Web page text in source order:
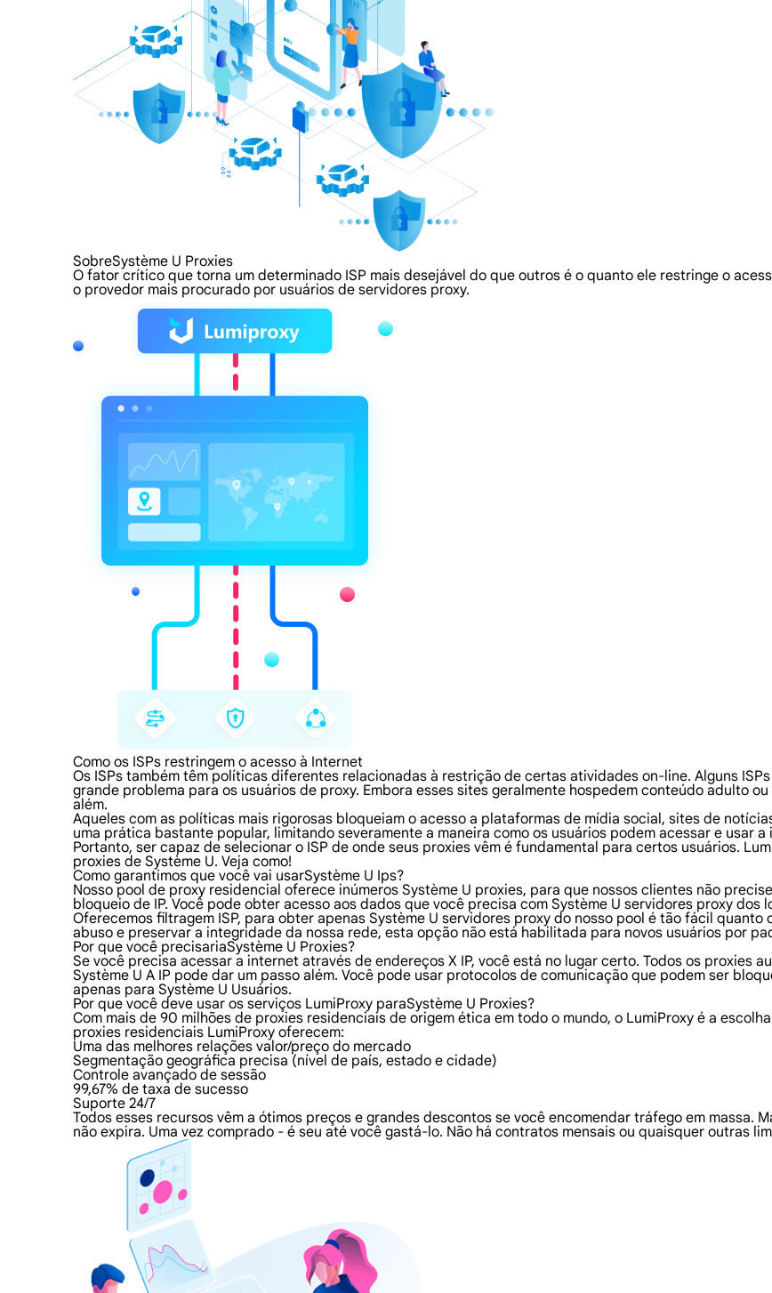
SobreSystème U Proxies
O fator crítico que torna um determinado ISP mais desejável do que outros é o quanto ele restringe o
o provedor mais procurado por usuários de servidores proxy.
Como os ISPs restringem o acesso à Internet
Os ISPs também têm políticas diferentes relacionadas à restrição de certas atividades on-line. Alguns
grande problema para os usuários de proxy. Embora esses sites geralmente hospedem conteúdo adulto
além.
Aqueles com as políticas mais rigorosas bloqueiam o acesso a plataformas de mídia social, sites de
uma prática bastante popular, limitando severamente a maneira como os usuários podem acessar e usar a
Portanto, ser capaz de selecionar o ISP de onde seus proxies vêm é fundamental para certos usuários.
proxies de Système U. Veja como!
Como garantimos que você vai usarSystème U Ips?
Nosso pool de proxy residencial oferece inúmeros Système U proxies, para que nossos clientes não
bloqueio de IP. Você pode obter acesso aos dados que você precisa com Système U servidores proxy dos
Oferecemos filtragem ISP, para obter apenas Système U servidores proxy do nosso pool é tão fácil
abuso e preservar a integridade da nossa rede, esta opção não está habilitada para novos usuários por
Por que você precisariaSystème U Proxies?
Se você precisa acessar a internet através de endereços X IP, você está no lugar certo. Todos os proxies
Système U A IP pode dar um passo além. Você pode usar protocolos de comunicação que podem ser
apenas para Système U Usuários.
Por que você deve usar os serviços LumiProxy paraSystème U Proxies?
Com mais de 90 milhões de proxies residenciais de origem ética em todo o mundo, o LumiProxy é a
proxies residenciais LumiProxy oferecem:
Uma das melhores relações valor/preço do mercado
Segmentação geográfica precisa (nível de país, estado e cidade)
Controle avançado de sessão
99,67% de taxa de sucesso
Suporte 24/7
Todos esses recursos vêm a ótimos preços e grandes descontos se você encomendar tráfego em massa.
não expira. Uma vez comprado - é seu até você gastá-lo. Não há contratos mensais ou quaisquer outras